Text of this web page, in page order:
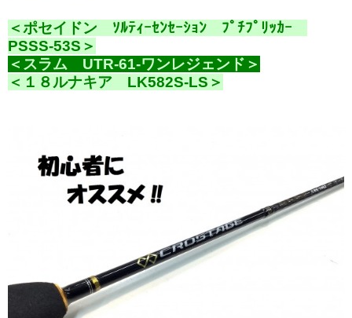
＜ポセイドン ｿﾙﾃｨｰｾﾝｾｰｼｮﾝ ﾌﾟﾁﾌﾟﾘｯｶｰ
PSSS-53S＞
＜スラム UTR-61-ワンレジェンド＞
＜１８ルナキア LK582S-LS＞